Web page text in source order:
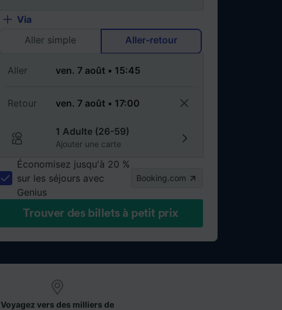
Via
Aller simple
Aller-retour
Aller
Retour
1 Adulte (26-59)
Ajouter une carte
Économisez jusqu'à 20 %
sur les séjours avec
Genius
Booking.com
Trouver des billets à petit prix
Voyagez vers des milliers de